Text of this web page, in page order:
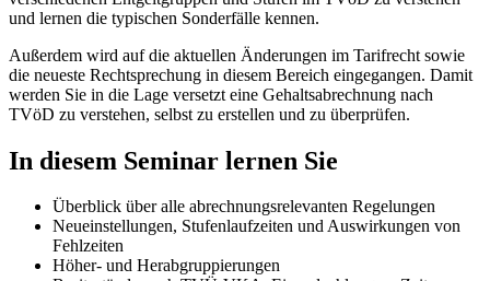
und lernen die typischen Sonderfälle kennen.
Außerdem wird auf die aktuellen Änderungen im Tarifrecht sowie
die neueste Rechtsprechung in diesem Bereich eingegangen. Damit
werden Sie in die Lage versetzt eine Gehaltsabrechnung nach
TVöD zu verstehen, selbst zu erstellen und zu überprüfen.
In diesem Seminar lernen Sie
Überblick über alle abrechnungsrelevanten Regelungen
Neueinstellungen, Stufenlaufzeiten und Auswirkungen von
Fehlzeiten
Höher- und Herabgruppierungen